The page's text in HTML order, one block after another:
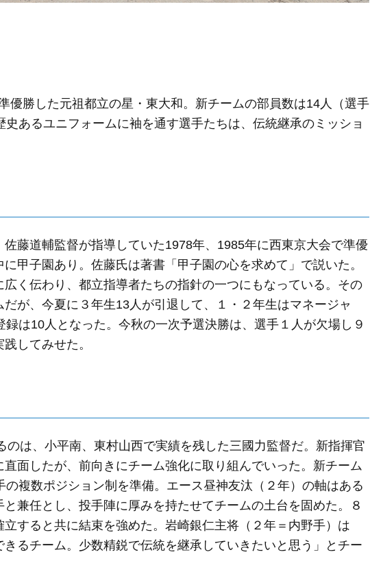
勝した元祖都立の星・東大和。新チームの部員数は14人（選手
あるユニフォームに袖を通す選手たちは、伝統継承のミッショ
藤道輔監督が指導していた1978年、1985年に西東京大会で準優
甲子園あり。佐藤氏は著書「甲子園の心を求めて」で説いた。
く伝わり、都立指導者たちの指針の一つにもなっている。その
が、今夏に３年生13人が引退して、１・２年生はマネージャ
は10人となった。今秋の一次予選決勝は、選手１人が欠場し９
してみせた。
のは、小平南、東村山西で実績を残した三國力監督だ。新指揮官
面したが、前向きにチーム強化に取り組んでいった。新チーム
複数ポジション制を準備。エース昼神友汰（２年）の軸はある
兼任とし、投手陣に厚みを持たせてチームの土台を固めた。８
すると共に結束を強めた。岩崎銀仁主将（２年＝内野手）は
きるチーム。少数精鋭で伝統を継承していきたいと思う」とチー